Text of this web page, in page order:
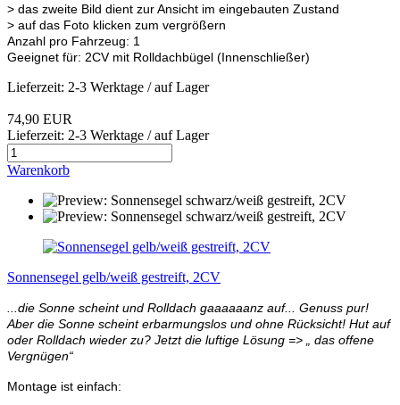
> das zweite Bild dient zur Ansicht im eingebauten Zustand
> auf das Foto klicken zum vergrößern
Anzahl pro Fahrzeug: 1
Geeignet für: 2CV mit Rolldachbügel (Innenschließer)
Lieferzeit: 2-3 Werktage / auf Lager
74,90 EUR
Lieferzeit: 2-3 Werktage / auf Lager
Warenkorb
Sonnensegel gelb/weiß gestreift, 2CV
...die Sonne scheint und Rolldach gaaaaaanz auf... Genuss pur!
Aber die Sonne scheint erbarmungslos und ohne Rücksicht! Hut auf
oder Rolldach wieder zu? Jetzt die luftige Lösung => „ das offene
Vergnügen“
Montage ist einfach: